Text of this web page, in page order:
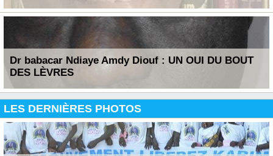
Dr babacar Ndiaye Amdy Diouf : UN OUI DU BOUT
DES LÈVRES
LES DERNIÈRES PHOTOS